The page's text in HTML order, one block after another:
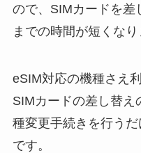
ので、SIMカードを差
までの時間が短くなり
eSIM対応の機種さえ
SIMカードの差し替え
種変更手続きを行う
です。